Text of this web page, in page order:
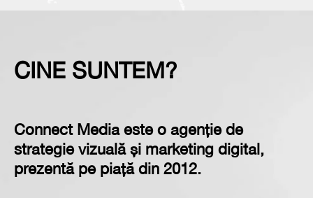
CINE SUNTEM?
Connect Media este o agenție de
strategie vizuală și marketing digital,
prezentă pe piață din 2012.